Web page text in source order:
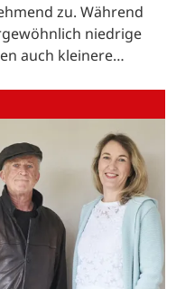
zu. Während
niedrige
auch kleinere…